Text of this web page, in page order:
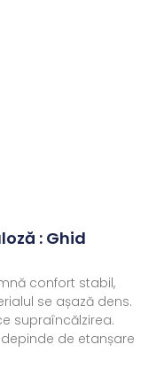
: Ghid
confort stabil,
se așază dens.
supraîncălzirea.
de etanșare